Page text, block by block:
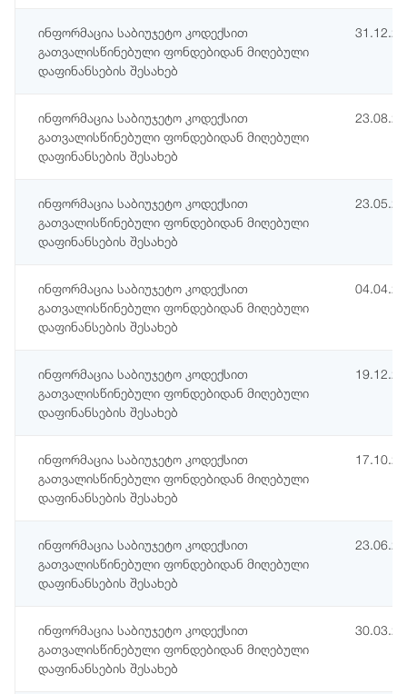
ინფორმაცია საბიუჯეტო კოდექსით
გათვალისწინებული ფონდებიდან მიღებული
დაფინანსების შესახებ
ინფორმაცია საბიუჯეტო კოდექსით
გათვალისწინებული ფონდებიდან მიღებული
დაფინანსების შესახებ
ინფორმაცია საბიუჯეტო კოდექსით
გათვალისწინებული ფონდებიდან მიღებული
დაფინანსების შესახებ
ინფორმაცია საბიუჯეტო კოდექსით
გათვალისწინებული ფონდებიდან მიღებული
დაფინანსების შესახებ
ინფორმაცია საბიუჯეტო კოდექსით
გათვალისწინებული ფონდებიდან მიღებული
დაფინანსების შესახებ
ინფორმაცია საბიუჯეტო კოდექსით
გათვალისწინებული ფონდებიდან მიღებული
დაფინანსების შესახებ
ინფორმაცია საბიუჯეტო კოდექსით
გათვალისწინებული ფონდებიდან მიღებული
დაფინანსების შესახებ
ინფორმაცია საბიუჯეტო კოდექსით
გათვალისწინებული ფონდებიდან მიღებული
დაფინანსების შესახებ